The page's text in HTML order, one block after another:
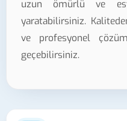
uzun ömürlü ve
yaratabilirsiniz.
ve profesyonel
geçebilirsiniz.